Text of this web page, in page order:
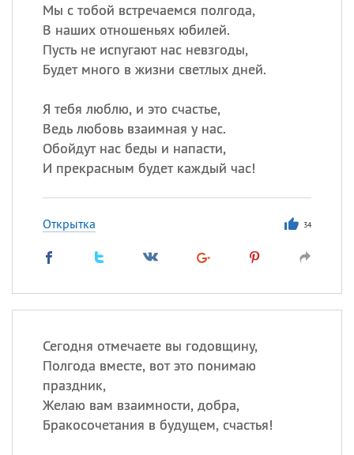
Мы с тобой встречаемся полгода,
В наших отношеньях юбилей.
Пусть не испугают нас невзгоды,
Будет много в жизни светлых дней.
Я тебя люблю, и это счастье,
Ведь любовь взаимная у нас.
Обойдут нас беды и напасти,
И прекрасным будет каждый час!
Открытка 34
Сегодня отмечаете вы годовщину,
Полгода вместе, вот это понимаю
праздник,
Желаю вам взаимности, добра,
Бракосочетания в будущем, счастья!